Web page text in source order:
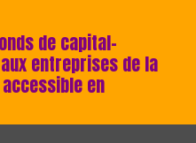
de capital-
entreprises de la
en